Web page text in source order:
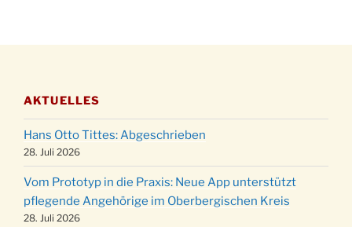
Stadtteilhaus um 19:00 Uhr
11.12.
Puer-Natus weihnachtliches Brauchtum am
Robert-Gassner-Hof um 17:00 Uhr
19.12.
Kinderbibeltag im Ev. Gemeindehaus von 10-
12 Uhr
20.12.
Weihnachts-Konzert des Honterus Chors in
der Kirche um 17:00 Uhr
AKTUELLES
Hans Otto Tittes: Abgeschrieben
28. Juli 2026
Vom Prototyp in die Praxis: Neue App unterstützt
pflegende Angehörige im Oberbergischen Kreis
28. Juli 2026